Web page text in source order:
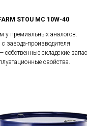
STOU MC 10W-40
у премиальных аналогов.
завода-производителя
собственные складские
свойства.